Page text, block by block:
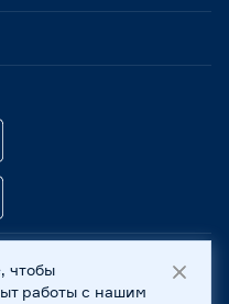
, 236029, г. Калининград,
КПП 390601001 ©
чтобы
работы с нашим